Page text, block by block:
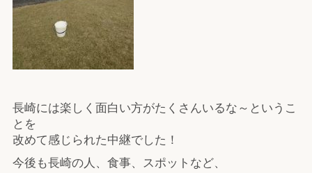
長崎には楽しく面白い方がたくさんいるな～というこ
とを
改めて感じられた中継でした！
今後も長崎の人、食事、スポットなど、